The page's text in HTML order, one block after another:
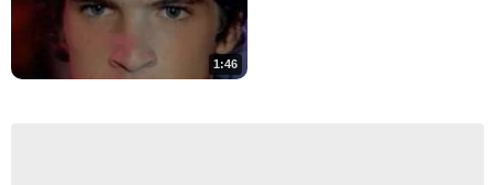
1:46